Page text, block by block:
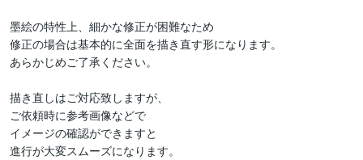
墨絵の特性上、細かな修正が困難なため
修正の場合は基本的に全面を描き直す形になります。
あらかじめご了承ください。
描き直しはご対応致しますが、
ご依頼時に参考画像などで
イメージの確認ができますと
進行が大変スムーズになります。